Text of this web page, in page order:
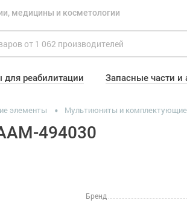
медицины и косметологии
для реабилитации Запасные части и
элементы Мультиюниты и комплектующие
494030
Бренд